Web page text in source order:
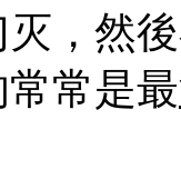
，然
常是最